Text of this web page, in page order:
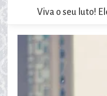
Viva o seu luto!